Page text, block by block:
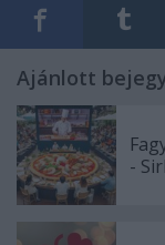
Ajánlott
-